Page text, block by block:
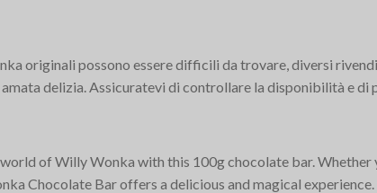
originali possono essere difficili da trovare, diversi
delizia. Assicuratevi di controllare la disponibilità e di
of Willy Wonka with this 100g chocolate bar. Whether
Chocolate Bar offers a delicious and magical